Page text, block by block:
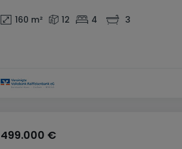
160 m² 12 4 3
499.000 €